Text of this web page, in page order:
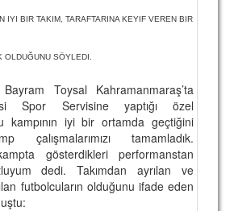
IYI BIR TAKIM, TARAFTARINA KEYIF VEREN BIR
OLDUĞUNU SÖYLEDI.
Toysal Kahramanmaraş’ta
Spor Servisine yaptığı özel
kampının iyi bir ortamda geçtiğini
çalışmalarımızı tamamladık.
gösterdikleri performanstan
dedi. Takımdan ayrılan ve
futbolcuların olduğunu ifade eden